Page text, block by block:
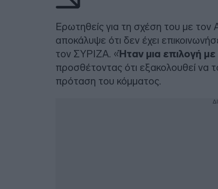
Ερωτηθείς για τη σχέση του με
αποκάλυψε ότι δεν έχει
τον ΣΥΡΙΖΑ. «Ήταν μια επιλογή
προσθέτοντας ότι εξακολουθεί να
πρόταση του κόμματος.